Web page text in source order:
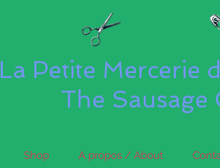
La Petite Mercerie
The Sausage
Shop A propos / About